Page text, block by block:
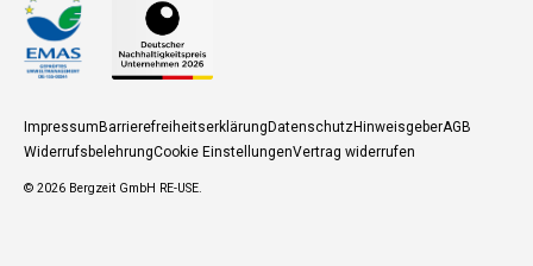
ImpressumBarrierefreiheitserklärungDatenschutzHinweisgeberAGB
WiderrufsbelehrungCookie EinstellungenVertrag widerrufen
© 2026 Bergzeit GmbH RE-USE.